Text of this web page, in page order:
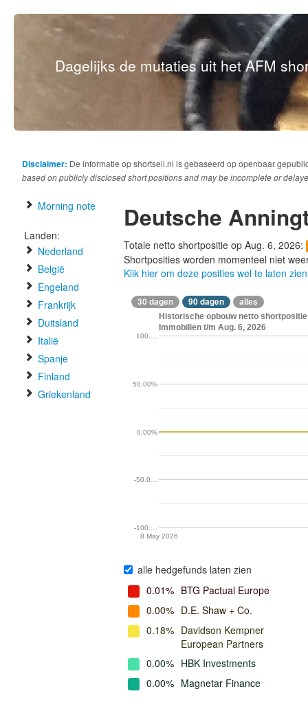
Dagelijks de mutaties uit het AFM
Disclaimer: De informatie op shortsell.nl is gebaseerd op openbaar
based on publicly disclosed short positions and may be incomplete or
Morning note
Landen:
Nederland
België
Engeland
Frankrijk
Duitsland
Italië
Spanje
Finland
Griekenland
Deutsche
Totale netto shortpositie op Aug. 6, 2026:
Shortposities worden momenteel niet
Klik hier om deze posities wel te laten zien
30 dagen 90 dagen alles
Historische opbouw netto
Immobilien t/m Aug. 6, 2026
8 May 2026
-100.…
-50.0…
0.00%
50.00%
100.…
alle hedgefunds laten zien
0.01% BTG Pactual Europe
0.00% D.E. Shaw + Co.
0.18% Davidson Kempner
European Partners
0.00% HBK Investments
0.00% Magnetar Finance